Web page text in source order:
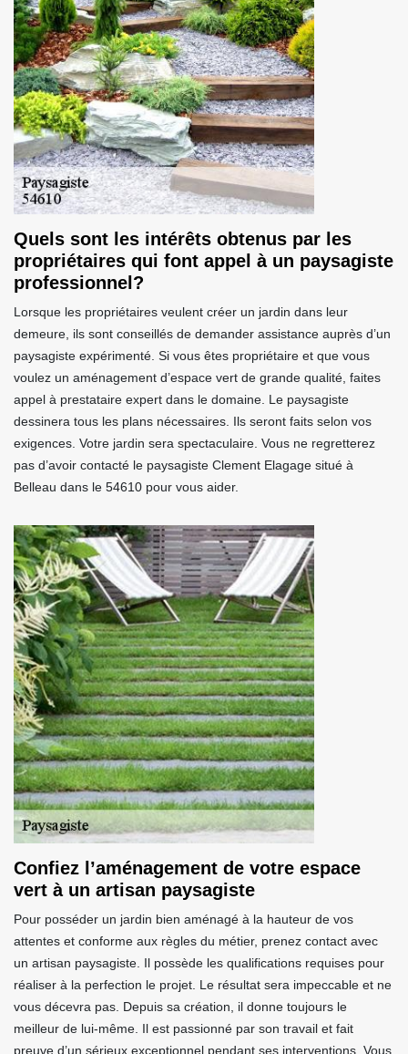
Quels sont les intérêts obtenus par les
propriétaires qui font appel à un paysagiste
professionnel?
Lorsque les propriétaires veulent créer un jardin dans leur
demeure, ils sont conseillés de demander assistance auprès d’un
paysagiste expérimenté. Si vous êtes propriétaire et que vous
voulez un aménagement d’espace vert de grande qualité, faites
appel à prestataire expert dans le domaine. Le paysagiste
dessinera tous les plans nécessaires. Ils seront faits selon vos
exigences. Votre jardin sera spectaculaire. Vous ne regretterez
pas d’avoir contacté le paysagiste Clement Elagage situé à
Belleau dans le 54610 pour vous aider.
Confiez l’aménagement de votre espace
vert à un artisan paysagiste
Pour posséder un jardin bien aménagé à la hauteur de vos
attentes et conforme aux règles du métier, prenez contact avec
un artisan paysagiste. Il possède les qualifications requises pour
réaliser à la perfection le projet. Le résultat sera impeccable et ne
vous décevra pas. Depuis sa création, il donne toujours le
meilleur de lui-même. Il est passionné par son travail et fait
preuve d’un sérieux exceptionnel pendant ses interventions. Vous